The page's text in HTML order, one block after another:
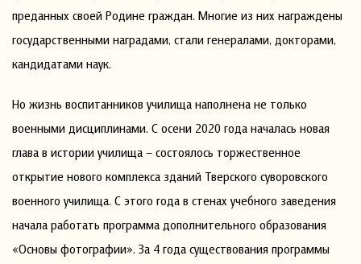
преданных своей Родине граждан. Многие из них награждены
государственными наградами, стали генералами, докторами,
кандидатами наук.
Но жизнь воспитанников училища наполнена не только
военными дисциплинами. С осени 2020 года началась новая
глава в истории училища – состоялось торжественное
открытие нового комплекса зданий Тверского суворовского
военного училища. С этого года в стенах учебного заведения
начала работать программа дополнительного образования
«Основы фотографии». За 4 года существования программы